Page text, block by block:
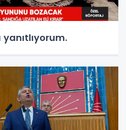
yanıtlıyorum.